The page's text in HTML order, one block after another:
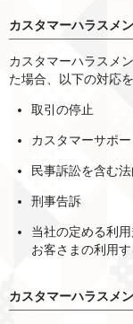
カスタマーハラスメ
カスタマーハラスメ
た場合、以下の対応
取引の停止
カスタマーサポ
民事訴訟を含む
刑事告訴
当社の定める利
お客さまの利用
カスタマーハラスメ